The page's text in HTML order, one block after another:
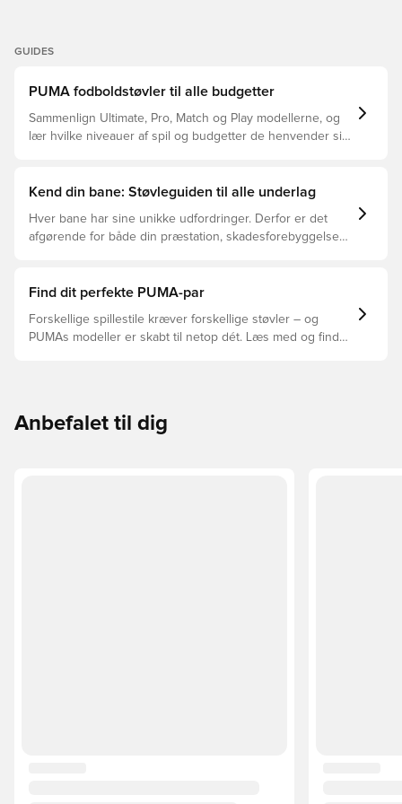
GUIDES
PUMA fodboldstøvler til alle budgetter
Sammenlign Ultimate, Pro, Match og Play modellerne, og
lær hvilke niveauer af spil og budgetter de henvender sig
Kend din bane: Støvleguiden til alle underlag
Hver bane har sine unikke udfordringer. Derfor er det
afgørende for både din præstation, skadesforebyggelse
støvler der er det bedste valg til de forskellige typer
Find dit perfekte PUMA-par
Forskellige spillestile kræver forskellige støvler – og
PUMAs modeller er skabt til netop dét. Læs med og find
Anbefalet til dig